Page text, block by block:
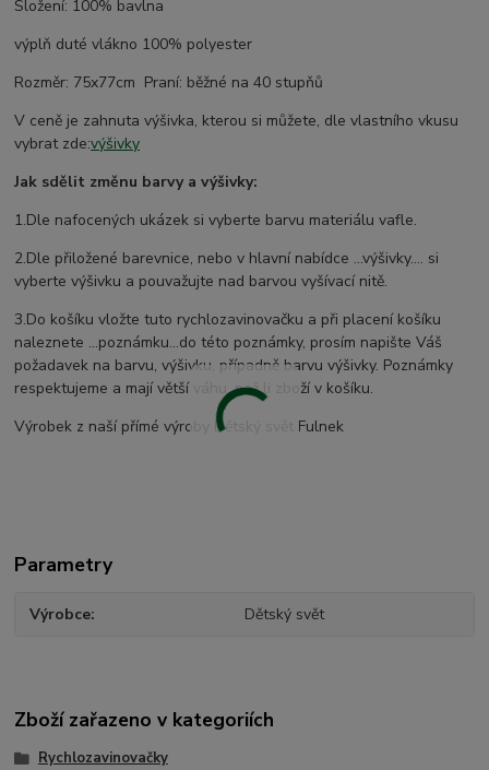
Složení: 100% bavlna
výplň duté vlákno 100% polyester
Rozměr: 75x77cm Praní: běžné na 40 stupňů
V ceně je zahnuta výšivka, kterou si můžete, dle vlastního vkusu
vybrat zde:výšivky
Jak sdělit změnu barvy a výšivky:
1.Dle nafocených ukázek si vyberte barvu materiálu vafle.
2.Dle přiložené barevnice, nebo v hlavní nabídce ...výšivky.... si
vyberte výšivku a pouvažujte nad barvou vyšívací nitě.
3.Do košíku vložte tuto rychlozavinovačku a při placení košíku
naleznete ...poznámku...do této poznámky, prosím napište Váš
požadavek na barvu, výšivku, případně barvu výšivky. Poznámky
respektujeme a mají větší váhu, než li zboží v košíku.
Výrobek z naší přímé výroby Dětský svět Fulnek
Parametry
Výrobce Dětský svět
Zboží zařazeno v kategoriích
Rychlozavinovačky